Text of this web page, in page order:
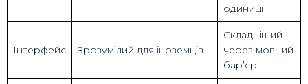
одиниці
Інтерфейс Зрозумілий для іноземців
Складніший
через мовний
бар’єр